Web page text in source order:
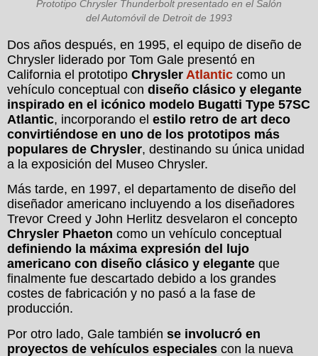
Prototipo Chrysler Thunderbolt presentado en el Salón
del Automóvil de Detroit de 1993
Dos años después, en 1995, el equipo de diseño de
Chrysler liderado por Tom Gale presentó en
California el prototipo Chrysler Atlantic como un
vehículo conceptual con diseño clásico y elegante
inspirado en el icónico modelo Bugatti Type 57SC
Atlantic, incorporando el estilo retro de art deco
convirtiéndose en uno de los prototipos más
populares de Chrysler, destinando su única unidad
a la exposición del Museo Chrysler.
Más tarde, en 1997, el departamento de diseño del
diseñador americano incluyendo a los diseñadores
Trevor Creed y John Herlitz desvelaron el concepto
Chrysler Phaeton como un vehículo conceptual
definiendo la máxima expresión del lujo
americano con diseño clásico y elegante que
finalmente fue descartado debido a los grandes
costes de fabricación y no pasó a la fase de
producción.
Por otro lado, Gale también se involucró en
proyectos de vehículos especiales con la nueva